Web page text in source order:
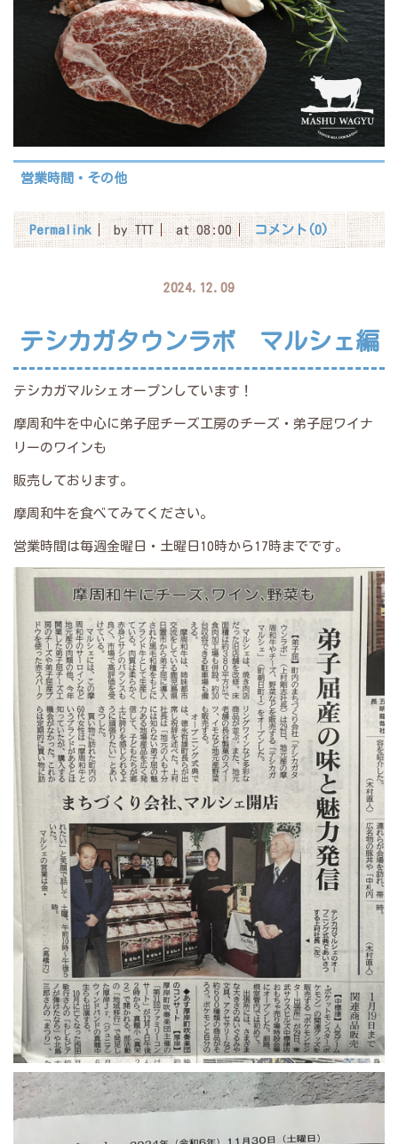
営業時間・その他
Permalink by TTT at 08:00 コメント(0)
2024.12.09
テシカガタウンラボ マルシェ編
テシカガマルシェオープンしています！
摩周和牛を中心に弟子屈チーズ工房のチーズ・弟子屈ワイナ
リーのワインも
販売しております。
摩周和牛を食べてみてください。
営業時間は毎週金曜日・土曜日10時から17時までです。